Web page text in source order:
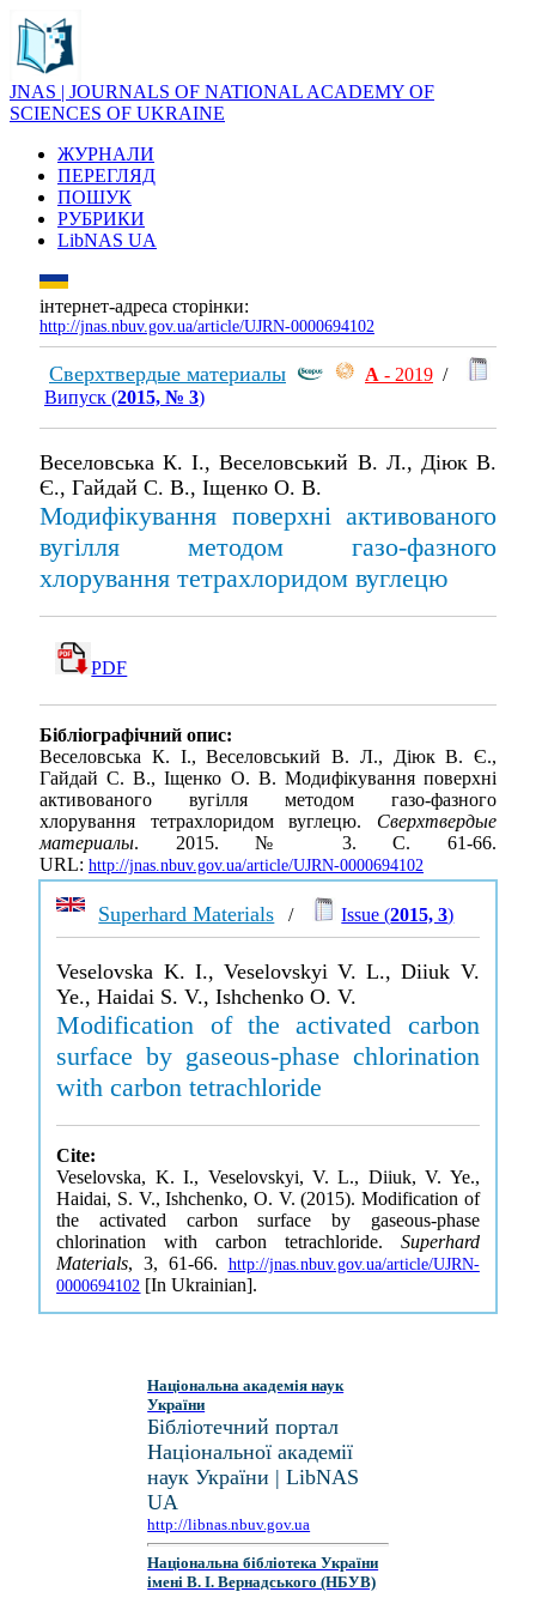
JNAS | JOURNALS OF NATIONAL ACADEMY OF
SCIENCES OF UKRAINE
ЖУРНАЛИ
ПЕРЕГЛЯД
ПОШУК
РУБРИКИ
LibNAS UA
інтернет-адреса сторінки:
http://jnas.nbuv.gov.ua/article/UJRN-0000694102
Сверхтвердые материалы А - 2019 /
Випуск (2015, № 3)
Веселовська К. І., Веселовський В. Л., Діюк В.
Є., Гайдай С. В., Іщенко О. В.
Модифікування поверхні активованого
вугілля методом газо-фазного
хлорування тетрахлоридом вуглецю
PDF
Бібліографічний опис:
Веселовська К. І., Веселовський В. Л., Діюк В. Є.,
Гайдай С. В., Іщенко О. В. Модифікування поверхні
активованого вугілля методом газо-фазного
хлорування тетрахлоридом вуглецю. Сверхтвердые
материалы. 2015. № 3. С. 61-66.
URL: http://jnas.nbuv.gov.ua/article/UJRN-0000694102
Superhard Materials / Issue (2015, 3)
Veselovska K. I., Veselovskyi V. L., Diiuk V.
Ye., Haidai S. V., Ishchenko O. V.
Modification of the activated carbon
surface by gaseous-phase chlorination
with carbon tetrachloride
Cite:
Veselovska, K. I., Veselovskyi, V. L., Diiuk, V. Ye.,
Haidai, S. V., Ishchenko, O. V. (2015). Modification of
the activated carbon surface by gaseous-phase
chlorination with carbon tetrachloride. Superhard
Materials, 3, 61-66. http://jnas.nbuv.gov.ua/article/UJRN-
0000694102 [In Ukrainian].
Національна академія наук
України
Бібліотечний портал
Національної академії
наук України | LibNAS
UA
http://libnas.nbuv.gov.ua
Національна бібліотека України
імені В. І. Вернадського (НБУВ)